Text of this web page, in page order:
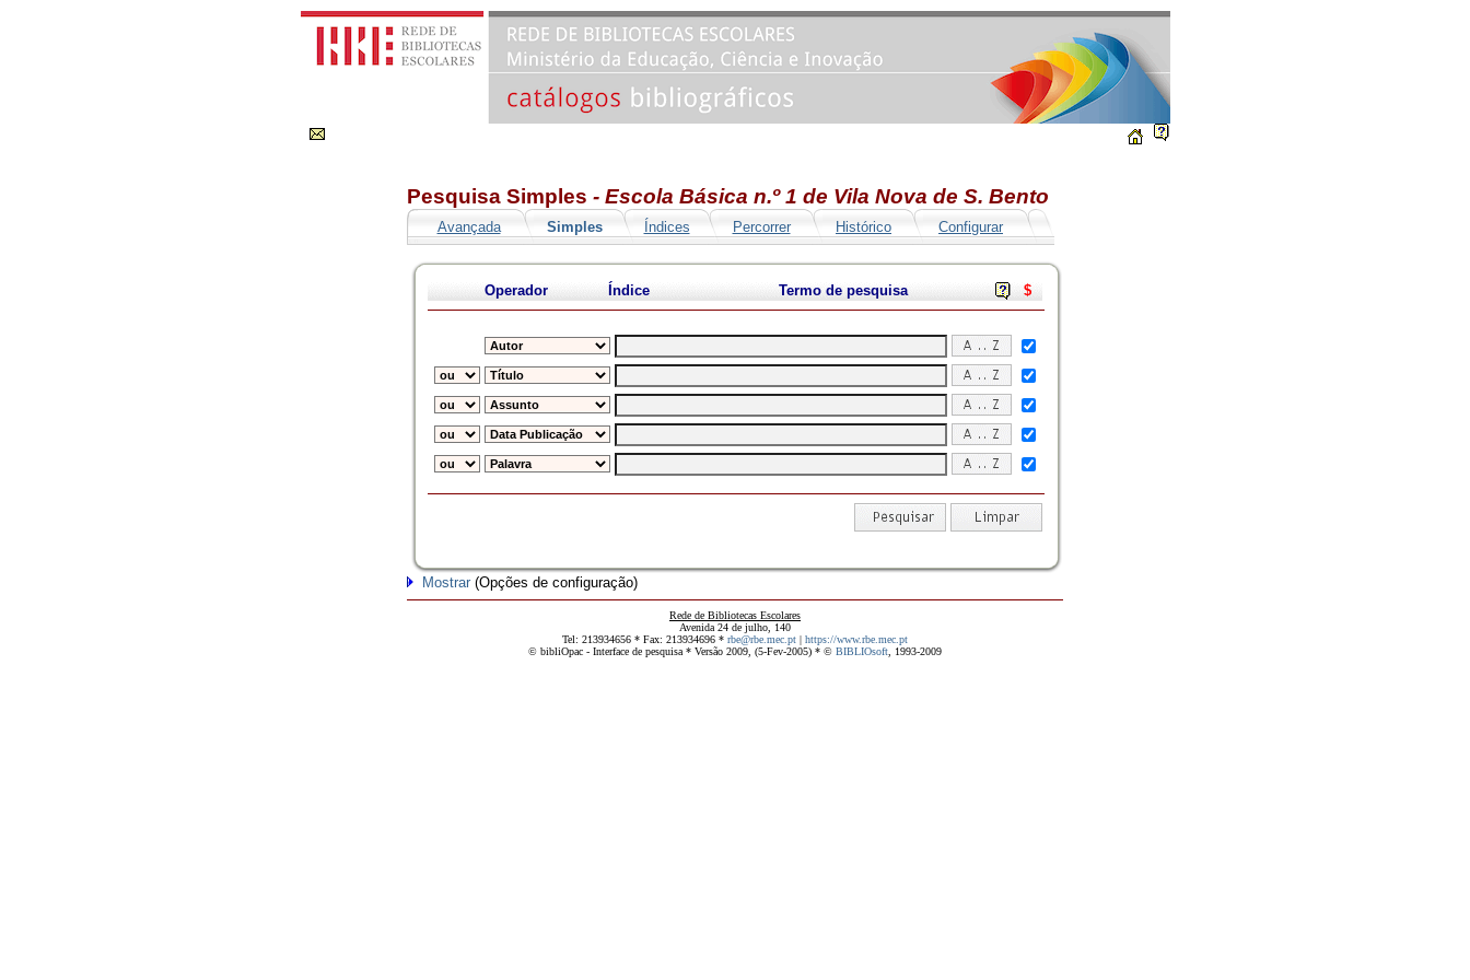
Pesquisa Simples - Escola Básica n.º 1 de Vila Nova de S. Bento
Avançada Simples Índices Percorrer Histórico Configurar
Operador Índice Termo de pesquisa $
Mostrar (Opções de configuração)
Rede de Bibliotecas Escolares
Avenida 24 de julho, 140
Tel: 213934656 * Fax: 213934696 * rbe@rbe.mec.pt | https://www.rbe.mec.pt
© bibliOpac - Interface de pesquisa * Versão 2009, (5-Fev-2005) * © BIBLIOsoft, 1993-2009